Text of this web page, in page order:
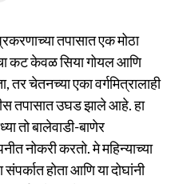
तपासात एक मोठा
कट केवळ सिया गोयल आणि
तर चेतनच्या एका वर्गमित्रालाही
तपासात उघड झाले आहे. हा
तो बालेवाडी-बाणेर
नोकरी करतो. मे महिन्याच्या
होता आणि या दोघांनी